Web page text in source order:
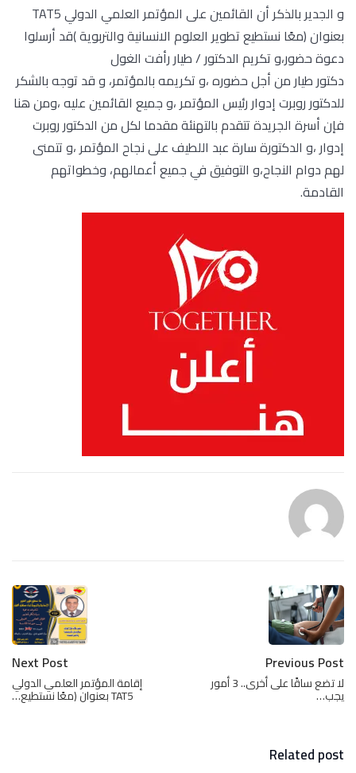
و الجدير بالذكر أن القائمين على المؤتمر العلمي الدولي TAT5
بعنوان (معًا نستطيع تطوير العلوم الانسانية والتربوية )قد أرسلوا
دعوة حضور،و تكريم الدكتور / طيار رأفت الغول
دكتور طيار من أجل حضوره ،و تكريمه بالمؤتمر، و قد توجه بالشكر
للدكتور روبرت إدوار رئيس المؤتمر ،و جميع القائمين عليه ،ومن هنا
فإن أسرة الجريدة تتقدم بالتهنئة مقدما لكل من الدكتور روبرت
إدوار ،و الدكتورة سارة عبد اللطيف على نجاح المؤتمر ،و تتمنى
لهم دوام النجاح،و التوفيق في جميع أعمالهم، وخطواتهم
القادمة.
Previous Post
لا تضع ساقًا على أخرى.. 3 أمور
يجب…
Next Post
إقامة المؤتمر العلمي الدولي
TAT5 بعنوان (معًا نستطيع…
Related post